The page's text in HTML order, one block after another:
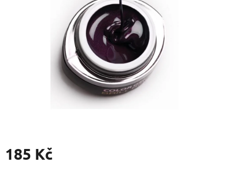
hvězdiček.
185 Kč